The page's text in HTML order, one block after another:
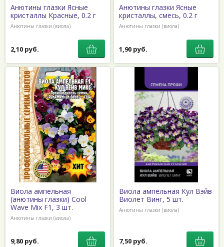
Анютины глазки Ясные
кристаллы Красные, 0.2 г
Анютины глазки (виола)
2,10 руб.
Анютины глазки Ясные
кристаллы, смесь, 0.2 г
Анютины глазки (виола)
1,90 руб.
Виола ампельная
(анютины глазки) Cool
Wave Mix F1, 3 шт.
Анютины глазки (виола)
9,80 руб.
Виола ампельная Кул Вэйв
Виолет Винг, 5 шт.
Анютины глазки (виола)
7,50 руб.